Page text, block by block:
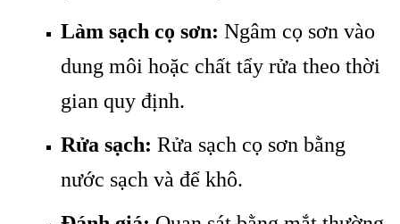
Làm sạch cọ sơn: Ngâm cọ sơn vào
dung môi hoặc chất tẩy rửa theo thời
gian quy định.
Rửa sạch: Rửa sạch cọ sơn bằng
nước sạch và để khô.